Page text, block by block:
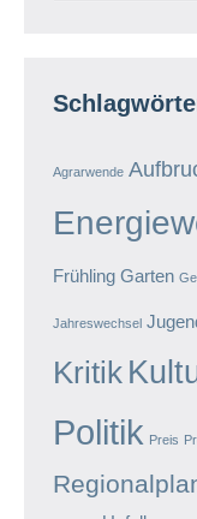
Agrarwende
Frühling Garten
Jahreswechsel
Kritik
Politik Preis